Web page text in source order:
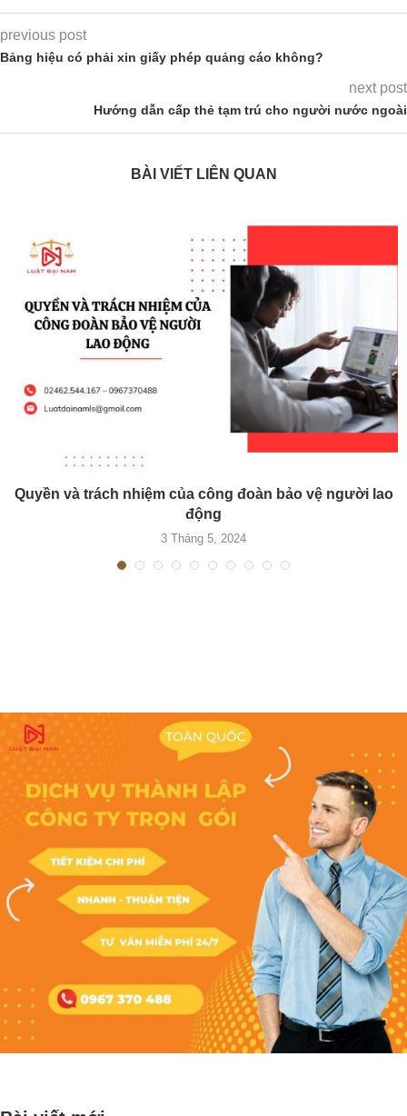
previous post
Bảng hiệu có phải xin giấy phép quảng cáo không?
next post
Hướng dẫn cấp thẻ tạm trú cho người nước ngoài
BÀI VIẾT LIÊN QUAN
Quyền và trách nhiệm của công đoàn bảo vệ người lao
động
3 Tháng 5, 2024